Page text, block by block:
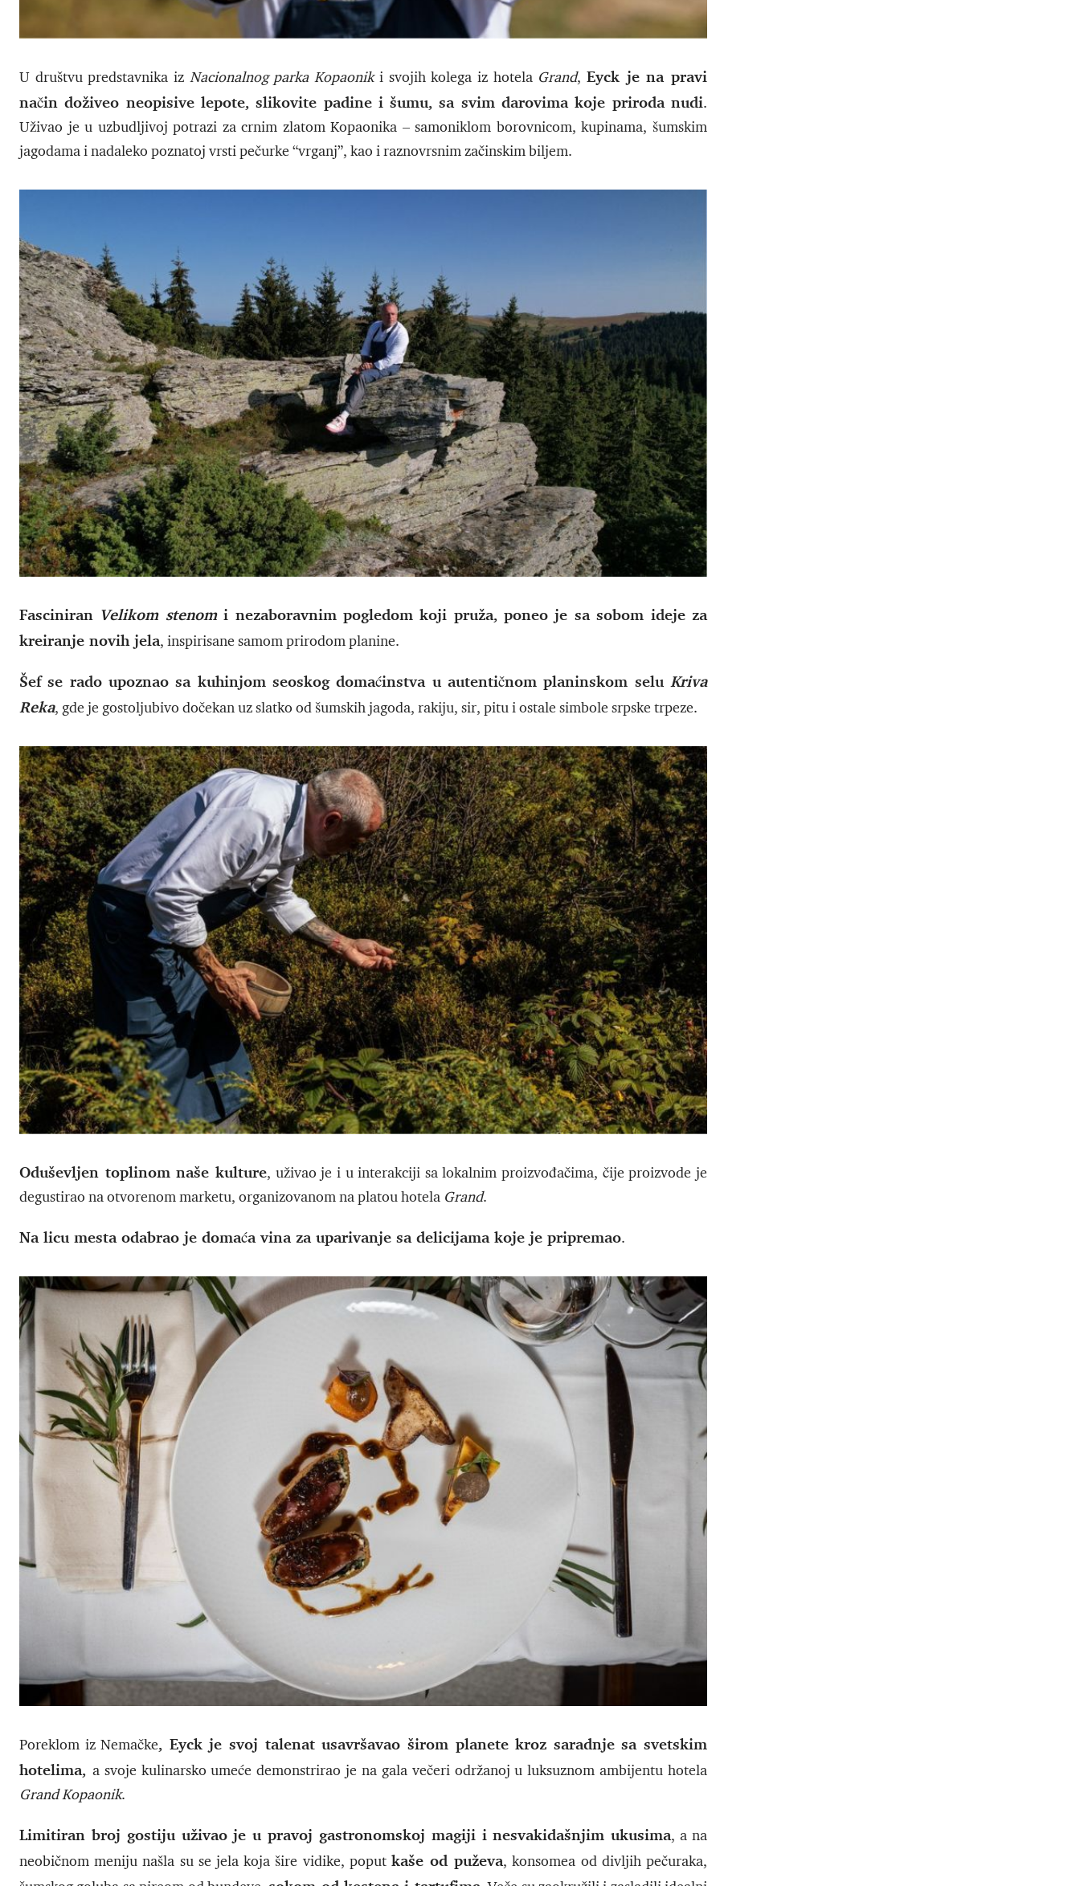
U društvu predstavnika iz Nacionalnog parka Kopaoniki svojih kolega iz hotela Grand, Eyck je na pravi
način doživeo neopisive lepote, slikovite padine i šumu, sa svim darovima koje priroda nudi.
Uživao je u uzbudljivoj potrazi za crnim zlatom Kopaonika – samoniklom borovnicom, kupinama, šumskim
jagodama i nadaleko poznatoj vrsti pečurke “vrganj”, kao i raznovrsnim začinskim biljem.
Fasciniran Velikom stenomi nezaboravnim pogledom koji pruža, poneo je sa sobom ideje za
kreiranje novih jela, inspirisane samom prirodom planine.
Šef se rado upoznao sa kuhinjom seoskog domaćinstva u autentičnom planinskom selu Kriva
Reka, gde je gostoljubivo dočekan uz slatko od šumskih jagoda, rakiju, sir, pitu i ostale simbole srpske trpeze.
Oduševljen toplinom naše kulture, uživao je i u interakciji sa lokalnim proizvođačima, čije proizvode je
degustirao na otvorenom marketu, organizovanom na platou hotela Grand.
Na licu mesta odabrao je domaća vina za uparivanje sa delicijama koje je pripremao.
Poreklom iz Nemačke, Eyck je svoj talenat usavršavao širom planete kroz saradnje sa svetskim
hotelima, a svoje kulinarsko umeće demonstrirao je na gala večeri održanoj u luksuznom ambijentu hotela
Grand Kopaonik.
Limitiran broj gostiju uživao je u pravoj gastronomskoj magiji i nesvakidašnjim ukusima, a na
neobičnom meniju našla su se jela koja šire vidike, poput kaše od puževa, konsomea od divljih pečuraka,